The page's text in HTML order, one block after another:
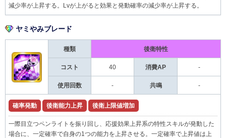
減少率が上昇する。Lvが上がると効果と発動確率の減少率が上昇する。
ヤミやみブレード
種類 後衛特性
コスト 40 消費AP -
使用回数 - 共鳴 -
確率発動 後衛能力上昇 後衛上限値増加
一際目立つペンライトを振り回し、応援効果上昇系の特性スキルが発動した
場合に、一定確率で自身の1つの能力を上昇させる。一定確率で上昇値は上